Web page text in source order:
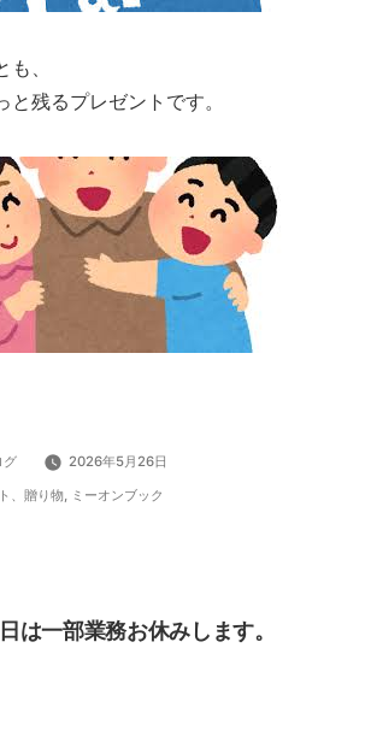
、
と残るプレゼントです。
グ
2026年5月26日
、贈り物 ミーオンブック
は一部業務お休みします。